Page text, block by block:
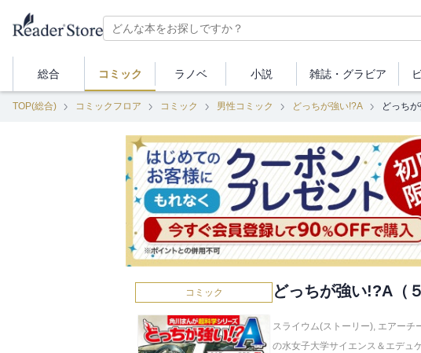
総合 コミック ラノベ 小説 雑誌・ グラビア
TOP(総合) コミックフロア コミック 男性コミック どっちが強い!?A どっち
コミック どっちが強い!?A（
スライウム(ストーリー), エアーチ
の水女子大学サイエンス＆エデュ